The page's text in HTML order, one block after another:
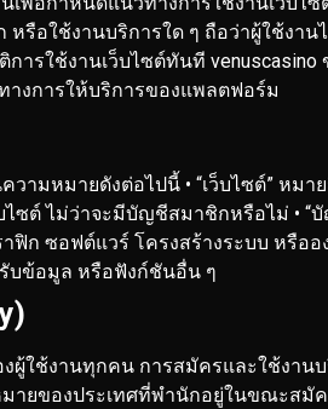
หรือใช้งานบริการใด ๆ ถือว่าผู้ใช้ง
ารใช้งานเว็บไซต์ทันที
างการให้บริการของแพลตฟอร์ม
วามหมายดังต่อไปนี้ • “เว็บไซต์” หม
ไซต์ ไม่ว่าจะมีบัญชีสมาชิกหรือไม่ •
ก ซอฟต์แวร์ โครงสร้างระบบ หรือ
บข้อมูล หรือฟังก์ชันอื่น ๆ
ใช้งานทุกคน การสมัครและใช้งานบ
ายของประเทศที่พำนักอยู่ในขณะสมั